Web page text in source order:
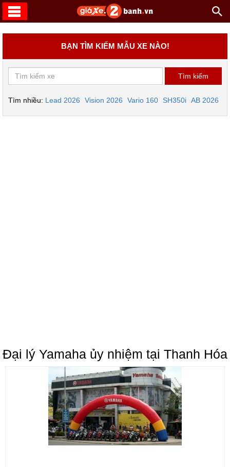
BẠN TÌM KIẾM MẪU XE NÀO!
Tìm nhiều: Lead 2026 Vision 2026 Vario 160 SH350i AB 2026
Đại lý Yamaha ủy nhiệm tại Thanh Hóa